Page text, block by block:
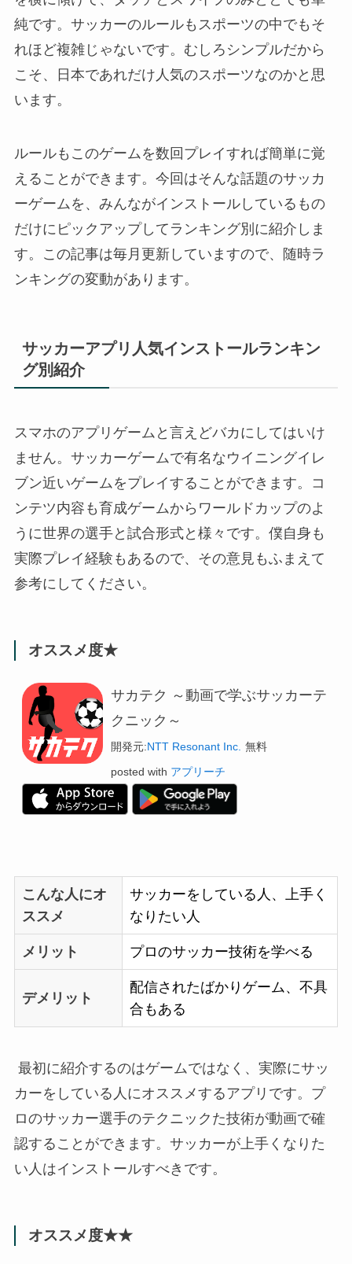
純です。サッカーのルールもスポーツの中でもそ
れほど複雑じゃないです。むしろシンプルだから
こそ、日本であれだけ人気のスポーツなのかと思
います。
ルールもこのゲームを数回プレイすれば簡単に覚
えることができます。今回はそんな話題のサッカ
ーゲームを、みんながインストールしているもの
だけにピックアップしてランキング別に紹介しま
す。この記事は毎月更新していますので、随時ラ
ンキングの変動があります。
サッカーアプリ人気インストールランキン
グ別紹介
スマホのアプリゲームと言えどバカにしてはいけ
ません。サッカーゲームで有名なウイニングイレ
ブン近いゲームをプレイすることができます。コ
ンテツ内容も育成ゲームからワールドカップのよ
うに世界の選手と試合形式と様々です。僕自身も
実際プレイ経験もあるので、その意見もふまえて
参考にしてください。
オススメ度★
サカテク ～動画で学ぶサッカーテ
クニック～
開発元:NTT Resonant Inc. 無料
posted with アプリーチ
こんな人にオ
ススメ
サッカーをしている人、上手く
なりたい人
メリット プロのサッカー技術を学べる
デメリット
配信されたばかりゲーム、不具
合もある
最初に紹介するのはゲームではなく、実際にサッ
カーをしている人にオススメするアプリです。プ
ロのサッカー選手のテクニックた技術が動画で確
認することができます。サッカーが上手くなりた
い人はインストールすべきです。
オススメ度★★